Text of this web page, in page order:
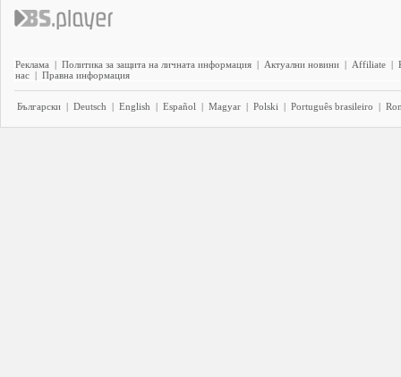
Реклама | Политика за защита на личната информация | Актуални новини | Affiliate |
нас | Правна информация
Български | Deutsch | English | Español | Magyar | Polski | Português brasileiro |